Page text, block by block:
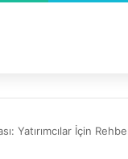
Yatırımcılar İçin